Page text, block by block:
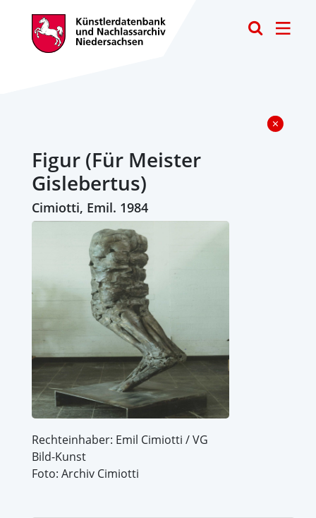
Figur (Für Meister
Gislebertus)
Cimiotti, Emil. 1984
Rechteinhaber: Emil Cimiotti / VG
Bild-Kunst
Foto: Archiv Cimiotti